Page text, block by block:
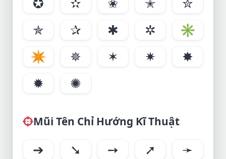
✯
✰ ✱ ✲
✳
✴
✵ ✶ ✷
✸
✹
✺
Mũi Tên Chỉ Hướng Kĩ Thuật
➔ ➘ ➙ ➚
➛